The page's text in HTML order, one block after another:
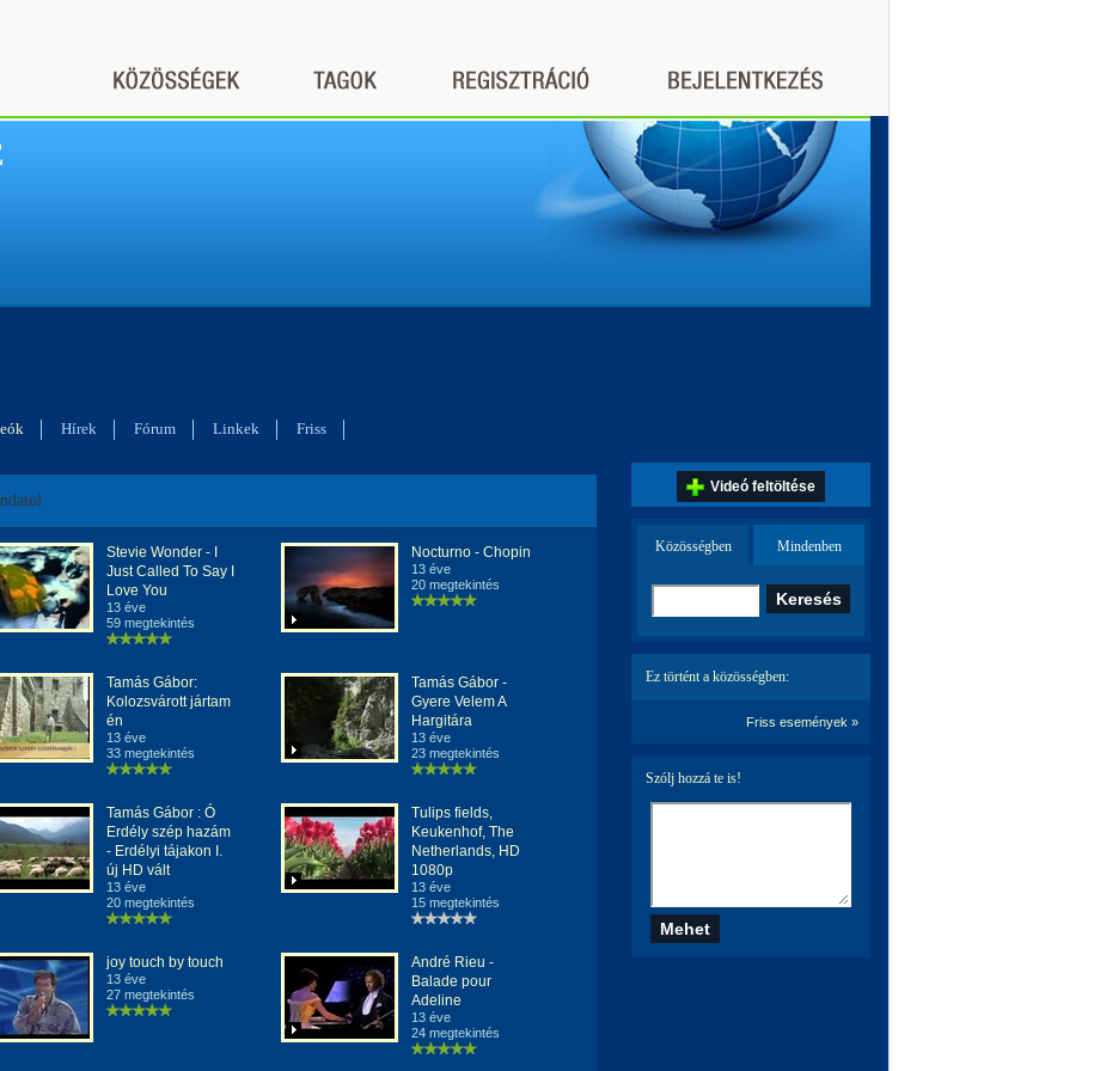
Hírek Fórum Linkek Friss
Stevie Wonder - I
Just Called To Say I
Love You
13 éve
59 megtekintés
Nocturno - Chopin
13 éve
20 megtekintés
Tamás Gábor:
Kolozsvárott jártam
én
13 éve
33 megtekintés
Tamás Gábor -
Gyere Velem A
Hargitára
13 éve
23 megtekintés
Tamás Gábor : Ó
Erdély szép hazám
- Erdélyi tájakon I.
új HD vált
13 éve
20 megtekintés
Tulips fields,
Keukenhof, The
Netherlands, HD
1080p
13 éve
15 megtekintés
joy touch by touch
13 éve
27 megtekintés
André Rieu -
Balade pour
Adeline
13 éve
24 megtekintés
Videó feltöltése
Közösségben Mindenben
Ez történt a közösségben:
Friss események »
Szólj hozzá te is!